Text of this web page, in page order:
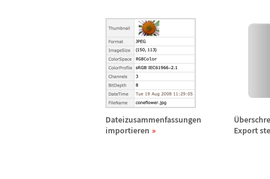
Dateizusammenfassungen
importieren
Ü
Export